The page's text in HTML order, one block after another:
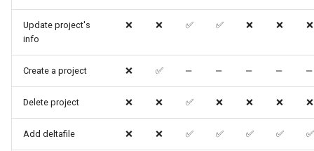
Update project's
info
❌ ❌ ✅ ✅ ❌ ❌ ❌
Create a project ❌ ✅ ‒ ‒ ‒ ‒ ‒
Delete project ❌ ❌ ✅ ❌ ❌ ❌ ❌
Add deltafile ❌ ❌ ✅ ✅ ✅ ✅ ✅